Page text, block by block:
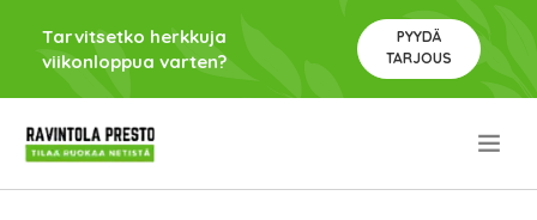
Tarvitsetko herkkuja
viikonloppua varten?
PYYDÄ
TARJOUS